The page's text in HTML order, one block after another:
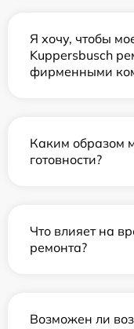
Я хочу, чтобы
Kuppersbusch
фирменными
Каким образом
готовности?
Что влияет на
ремонта?
Возможен ли